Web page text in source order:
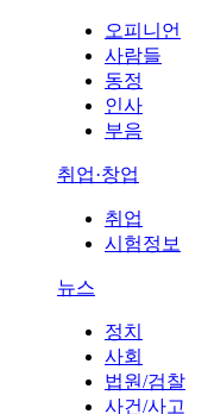
오피니언
사람들
동정
인사
부음
취업·창업
취업
시험정보
뉴스
정치
사회
법원/검찰
사건/사고